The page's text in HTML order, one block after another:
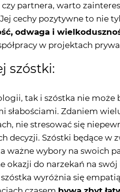
partnera, warto
cechy pozytywne to nie
odwaga i
w projektach
szóstki:
tak i szóstka nie może
słabościami. Zdaniem
nie stresować się
decyzji. Szóstki będące w
ważne wybory na swoich
okazji do narzekań na swój
wyróżnia się